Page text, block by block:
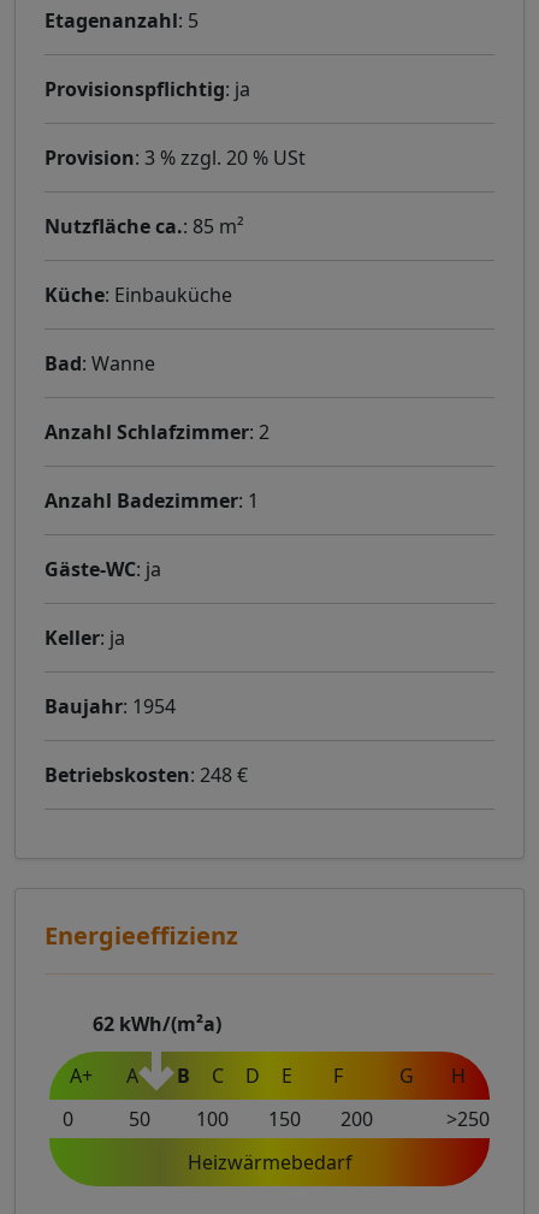
Etagenanzahl: 5
Provisionspflichtig: ja
Provision: 3 % zzgl. 20 % USt
Nutzfläche ca.: 85 m²
Küche: Einbauküche
Bad: Wanne
Anzahl Schlafzimmer: 2
Anzahl Badezimmer: 1
Gäste-WC: ja
Keller: ja
Baujahr: 1954
Betriebskosten: 248 €
Energieeffizienz
A+ A B C D E F G H
62 kWh/(m²a)
0 50 100 150 200
>250
Heizwärmebedarf